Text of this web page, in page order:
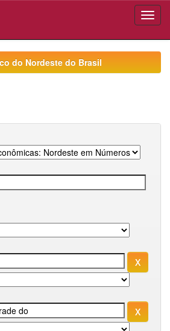
do Nordeste do Brasil